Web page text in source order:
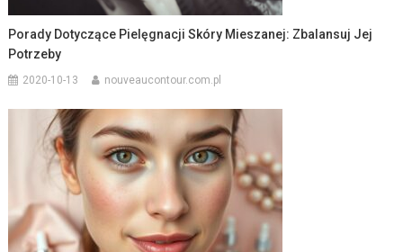
Porady Dotyczące Pielęgnacji Skóry Mieszanej: Zbalansuj Jej
Potrzeby
2020-10-13 nouveaucontour.com.pl